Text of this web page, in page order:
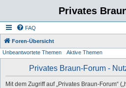
Privates
FAQ
Foren-Übersicht
Unbeantwortete Themen Aktive Themen
Privates Braun-Forum -
Mit dem Zugriff auf „Privates Braun-Forum“